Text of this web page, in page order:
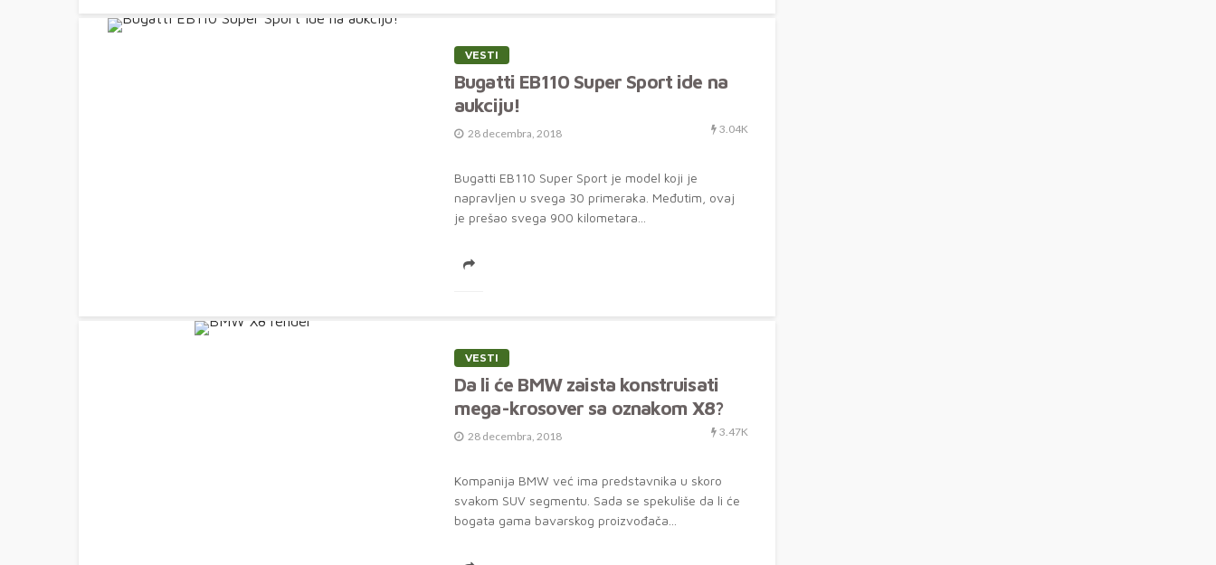
VESTI
Bugatti EB110 Super Sport ide na
aukciju!
28 decembra, 2018 3.04K
Bugatti EB110 Super Sport je model koji je
napravljen u svega 30 primeraka. Međutim, ovaj
je prešao svega 900 kilometara...
VESTI
Da li će BMW zaista konstruisati
mega-krosover sa oznakom X8?
28 decembra, 2018 3.47K
Kompanija BMW već ima predstavnika u skoro
svakom SUV segmentu. Sada se spekuliše da li će
bogata gama bavarskog proizvođača...